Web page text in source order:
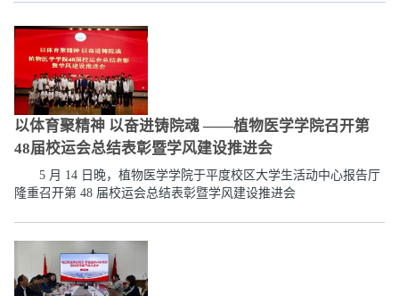
以体育聚精神 以奋进铸院魂 ——植物医学学院召开第
48届校运会总结表彰暨学风建设推进会
5 月 14 日晚，植物医学学院于平度校区大学生活动中心报告厅
隆重召开第 48 届校运会总结表彰暨学风建设推进会